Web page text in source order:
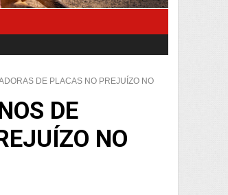
DE PLACAS NO PREJUÍZO NO
DE
NO